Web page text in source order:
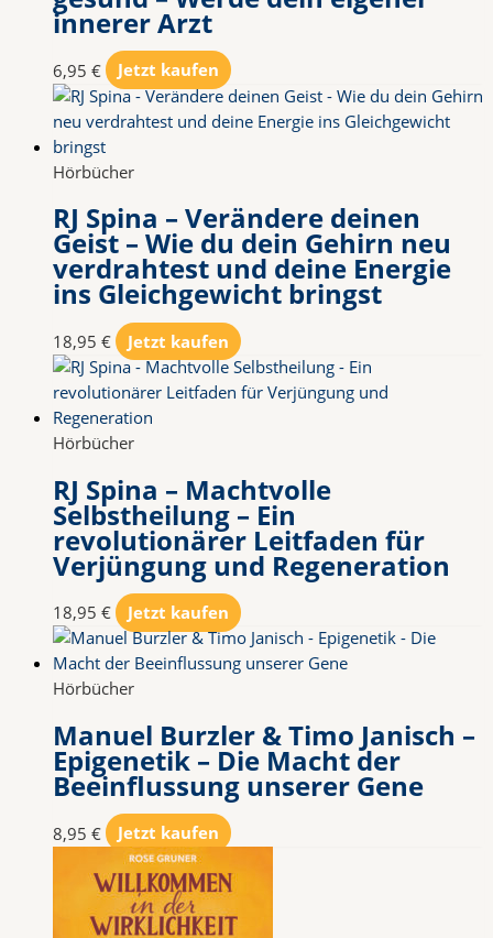
innerer Arzt
6,95 € Jetzt kaufen
Hörbücher
RJ Spina – Verändere deinen
Geist – Wie du dein Gehirn neu
verdrahtest und deine Energie
ins Gleichgewicht bringst
18,95 € Jetzt kaufen
Hörbücher
RJ Spina – Machtvolle
Selbstheilung – Ein
revolutionärer Leitfaden für
Verjüngung und Regeneration
18,95 € Jetzt kaufen
Hörbücher
Manuel Burzler & Timo Janisch –
Epigenetik – Die Macht der
Beeinflussung unserer Gene
8,95 € Jetzt kaufen